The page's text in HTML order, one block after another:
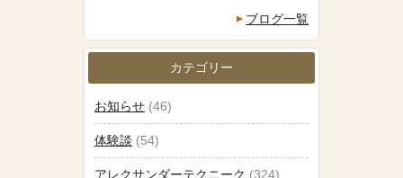
ブログ一覧
カテゴリー
お知らせ (46)
体験談 (54)
アレクサンダーテクニーク (324)